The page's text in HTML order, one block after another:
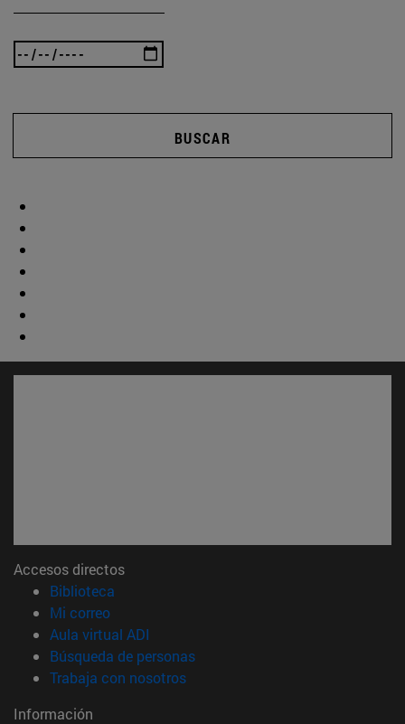
BUSCAR
Accesos directos
Biblioteca
Mi correo(abre en nueva ventana)
Aula virtual ADI
Búsqueda de personas(abre en nueva ventana)
Trabaja con nosotros(abre en nueva ventana)
Información